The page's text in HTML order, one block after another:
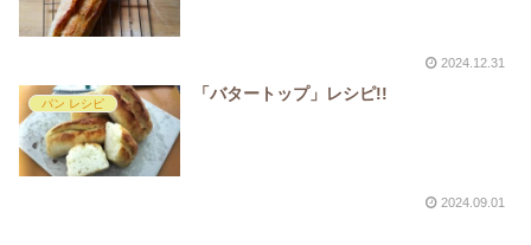
2024.12.31
パン レシピ
「バタートップ」レシピ!!
2024.09.01